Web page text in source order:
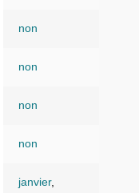
non
non
non
non
janvier,